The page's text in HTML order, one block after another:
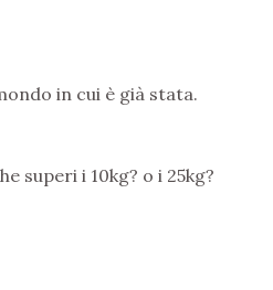
in cui è già stata.
superi i 10kg? o i 25kg?